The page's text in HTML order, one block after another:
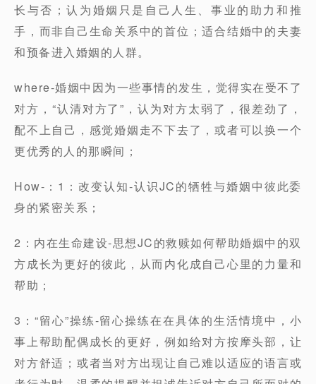
长与否；认为婚姻只是自己人生、事业的助力和推
手，而非自己生命关系中的首位；适合结婚中的夫妻
和预备进入婚姻的人群。
where-婚姻中因为一些事情的发生，觉得实在受不了
对方，“认清对方了”，认为对方太弱了，很差劲了，
配不上自己，感觉婚姻走不下去了，或者可以换一个
更优秀的人的那瞬间；
How-：1：改变认知-认识JC的牺牲与婚姻中彼此委
身的紧密关系；
2：内在生命建设-思想JC的救赎如何帮助婚姻中的双
方成长为更好的彼此，从而内化成自己心里的力量和
帮助；
3：“留心”操练-留心操练在在具体的生活情境中，小
事上帮助配偶成长的更好，例如给对方按摩头部，让
对方舒适；或者当对方出现让自己难以适应的语言或